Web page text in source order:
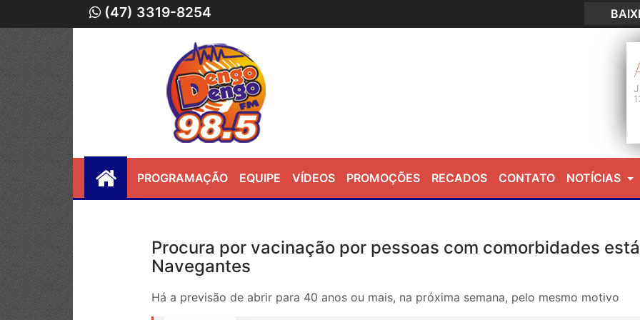
(47) 3319-8254
PROGRAMAÇÃO EQUIPE VÍDEOS PROMOÇÕES RECADOS CONTATO NOTÍCIAS
Procura por vacinação por pessoas com comorbidades
Navegantes
Há a previsão de abrir para 40 anos ou mais, na próxima semana, pelo mesmo motivo